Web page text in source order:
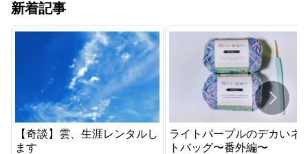
新着記事
【奇談】雲、生涯レンタルし
ます
ライトパープルのデカいネ
トバッグ〜番外編〜